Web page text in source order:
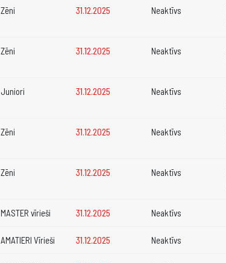
Zēni 31.12.2025 Neaktīvs
Zēni 31.12.2025 Neaktīvs
Juniori 31.12.2025 Neaktīvs
Zēni 31.12.2025 Neaktīvs
Zēni 31.12.2025 Neaktīvs
MASTER vīrieši 31.12.2025 Neaktīvs
AMATIERI Vīrieši 31.12.2025 Neaktīvs